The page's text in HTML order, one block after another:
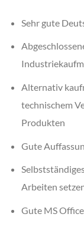
Sehr gute
Alternativ
technischem
Produkten
Gute
Arbeiten
Gute MS